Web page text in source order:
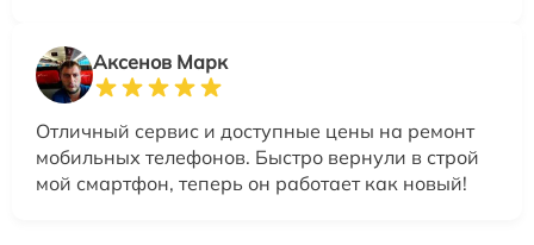
Аксенов Марк
Отличный сервис и доступные цены на ремонт
мобильных телефонов. Быстро вернули в строй
мой смартфон, теперь он работает как новый!